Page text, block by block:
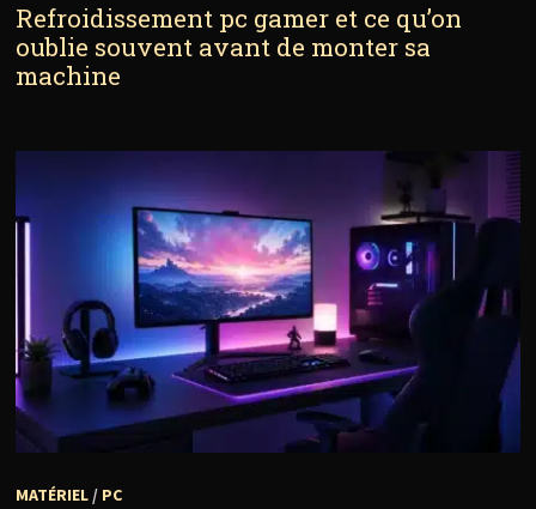
Refroidissement pc gamer et ce qu’on
oublie souvent avant de monter sa
machine
MATÉRIEL/ PC